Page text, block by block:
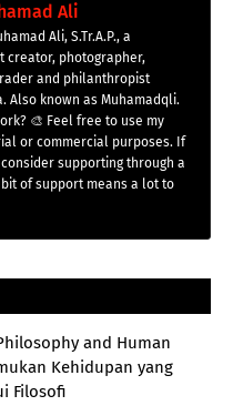
Ali
Ali, S.Tr.A.P., a
creator, photographer,
and philanthropist
Also known as Muhamadqli.
🎨 Feel free to use my
or commercial purposes. If
supporting through a
of support means a lot to
and Human
Kehidupan yang
Filosofi